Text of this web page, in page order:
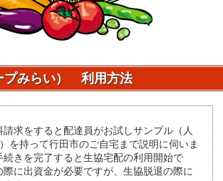
プみらい） 利用方法
請求をすると配達員がお試しサンプル（人
を持って行田市のご自宅まで説明に伺いま
続きを完了すると生協宅配の利用開始で
際に出資金が必要ですが、生協脱退の際に